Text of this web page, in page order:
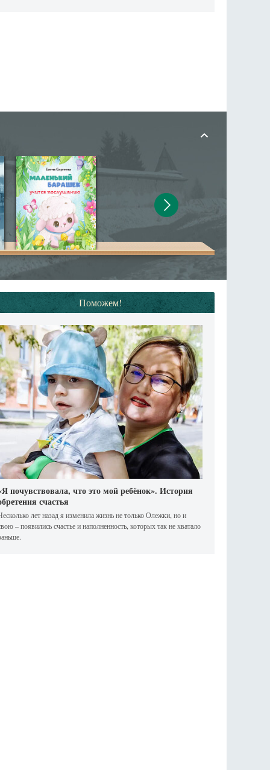
Поможем!
почувствовала, что это мой ребёнок». История
счастья
лет назад я изменила жизнь не только Олежки, но и
– появились счастье и наполненность, которых так не хватало